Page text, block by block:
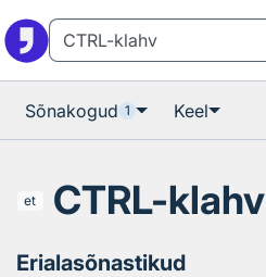
Sõnakogud 1 Keel
et CTRL-klahv
Erialasõnastikud